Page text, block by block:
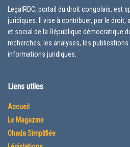
LegalRDC, portail du droit congolais, est
juridiques. Il vise à contribuer, par le
et social de la République démocratique
recherches, les analyses, les
informations juridiques.
Liens utiles
Accueil
Le Magazine
Ohada Simplifiée